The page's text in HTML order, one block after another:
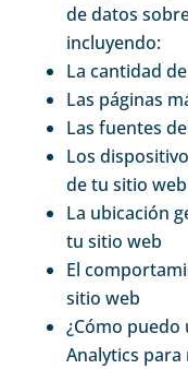
de datos
incluyendo:
La cantidad
Las páginas
Las fuentes
Los
de tu sitio web
La ubicación
tu sitio web
El
sitio web
¿Cómo
Analytics